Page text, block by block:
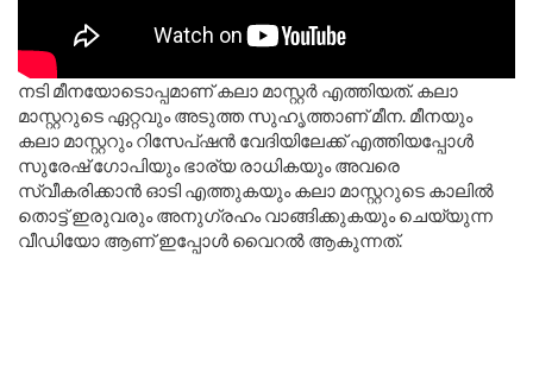
നടി മീനയോടൊപ്പമാണ് കലാ മാസ്റ്റർ എത്തിയത്. കലാ
മാസ്റ്ററുടെ ഏറ്റവും അടുത്ത സുഹൃത്താണ് മീന. മീനയും
കലാ മാസ്റ്ററും റിസേപ്‌ഷൻ വേദിയിലേക്ക് എത്തിയപ്പോൾ
സുരേഷ് ഗോപിയും ഭാര്യ രാധികയും അവരെ
സ്വീകരിക്കാൻ ഓടി എത്തുകയും കലാ മാസ്റ്ററുടെ കാലിൽ
തൊട്ട് ഇരുവരും അനുഗ്രഹം വാങ്ങിക്കുകയും ചെയ്യുന്ന
വീഡിയോ ആണ് ഇപ്പോൾ വൈറൽ ആകുന്നത്.